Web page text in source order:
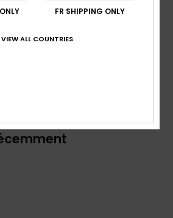
(Loi Agec)
FR SHIPPING ONLY
VIEW ALL COUNTRIES